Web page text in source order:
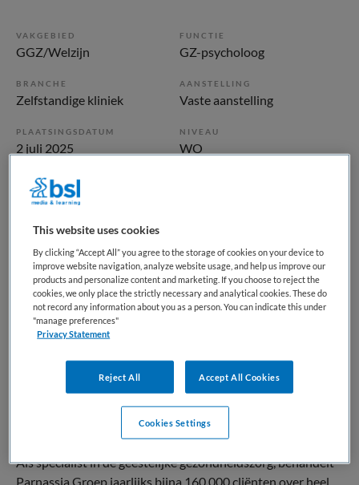
VAKGEBIED
GGZ/Welzijn
FUNCTIE
GZ-psycholoog
BRANCHE
Zelfstandige kliniek
AANSTELLING
Vaste aanstelling
PLAATSINGSDATUM
2 juli 2025
NIVEAU
WO
ERVARING
Ervaren
Vacature niet beschikbaar
Deze vacature GZ-psycholoog bij Parnassia Groep is niet
meer actueel. Hieronder staan enkele vergelijkbare
vacatures die voor u wellicht interessant zijn.
Als specialist in de geestelijke gezondheidszorg, behandelt
Parnassia Groep jaarlijks bijna 160.000 cliënten over heel
This website uses cookies
By clicking “Accept All” you agree to the storage of cookies on your device to
improve website navigation, analyze website usage, and help us improve our
products and personalize content and marketing. If you choose to reject the
cookies, we only place the strictly necessary and analytical cookies. These do
not record any information about you as a person. You can indicate this under
"manage preferences"
Privacy Statement
Reject All Accept All Cookies
Cookies Settings